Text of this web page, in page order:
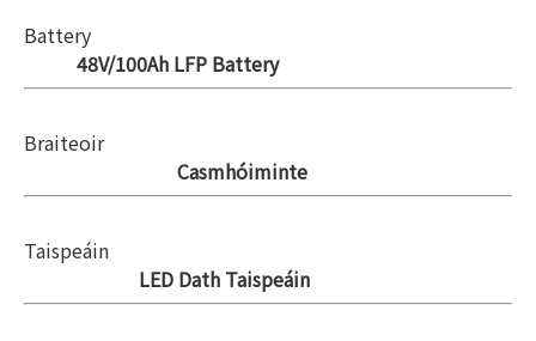
Battery
48V/100Ah LFP Battery
Braiteoir
Casmhóiminte
Taispeáin
LED Dath Taispeáin